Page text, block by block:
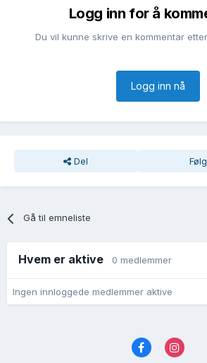
Logg inn for å
Du vil kunne skrive en kommentar
Logg inn nå
Del
Gå til emneliste
Hvem er aktive 0 medlemmer
Ingen innloggede medlemmer aktive